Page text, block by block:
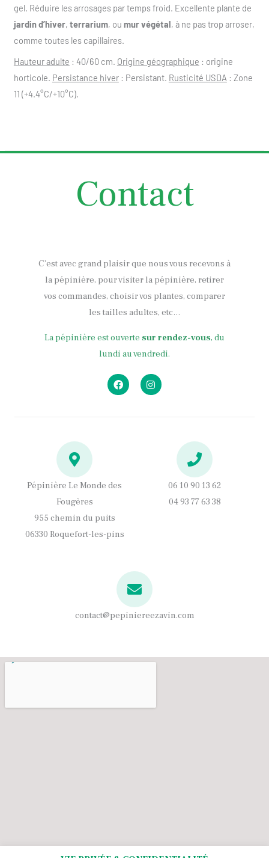
gel. Réduire les arrosages par temps froid. Excellente plante de
jardin d’hiver, terrarium, ou mur végétal, à ne pas trop arroser,
comme toutes les capillaires.
Hauteur adulte : 40/60 cm. Origine géographique : origine
horticole. Persistance hiver: Persistant. Rusticité USDA : Zone
11 (+4.4°C/+10°C).
Contact
C’est avec grand plaisir que nous vous recevons à
la pépinière, pour visiter la pépinière, retirer
vos commandes, choisir vos plantes, comparer
les tailles adultes, etc…
La pépinière est ouverte sur rendez-vous, du
lundi au vendredi.
F
a
c
I
n
s
Pépinière Le Monde des
Fougères
955 chemin du puits
06330 Roquefort-les-pins
06 10 90 13 62
04 93 77 63 38
contact@pepiniereezavin.com